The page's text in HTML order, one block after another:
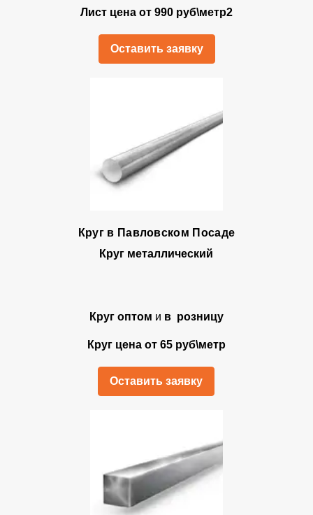
Лист цена от 990 руб\метр2
Оставить заявку
Круг в Павловском Посаде
Круг металлический
Круг оптом и в розницу
Круг цена от 65 руб\метр
Оставить заявку